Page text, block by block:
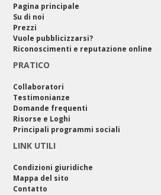
Pagina principale
Su di noi
Prezzi
Vuole pubblicizzarsi?
Riconoscimenti e reputazione online
PRATICO
Collaboratori
Testimonianze
Domande frequenti
Risorse e Loghi
Principali programmi sociali
LINK UTILI
Condizioni giuridiche
Mappa del sito
Contatto